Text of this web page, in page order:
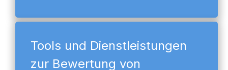
Tools und Dienstleistungen
zur Bewertung von